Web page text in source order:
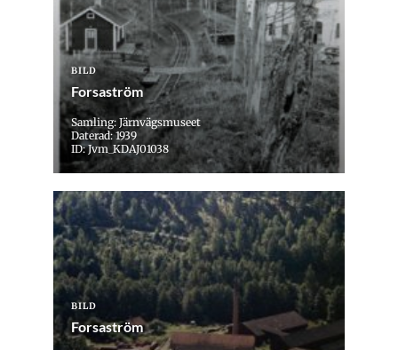
BILD
Forsaström
Samling: Järnvägsmuseet
Daterad: 1939
ID: Jvm_KDAJ01038
BILD
Forsaström